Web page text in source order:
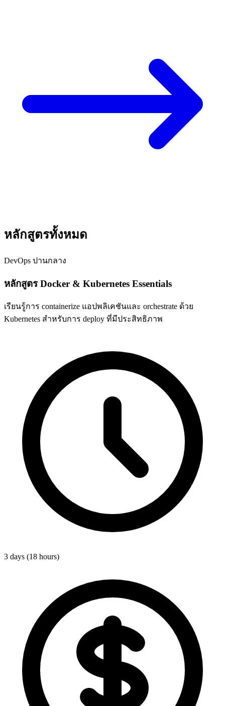
หลักสูตรทั้งหมด
DevOps ปานกลาง
หลักสูตร Docker & Kubernetes Essentials
เรียนรู้การ containerize แอปพลิเคชันและ orchestrate ด้วย
Kubernetes สำหรับการ deploy ที่มีประสิทธิภาพ
3 days (18 hours)